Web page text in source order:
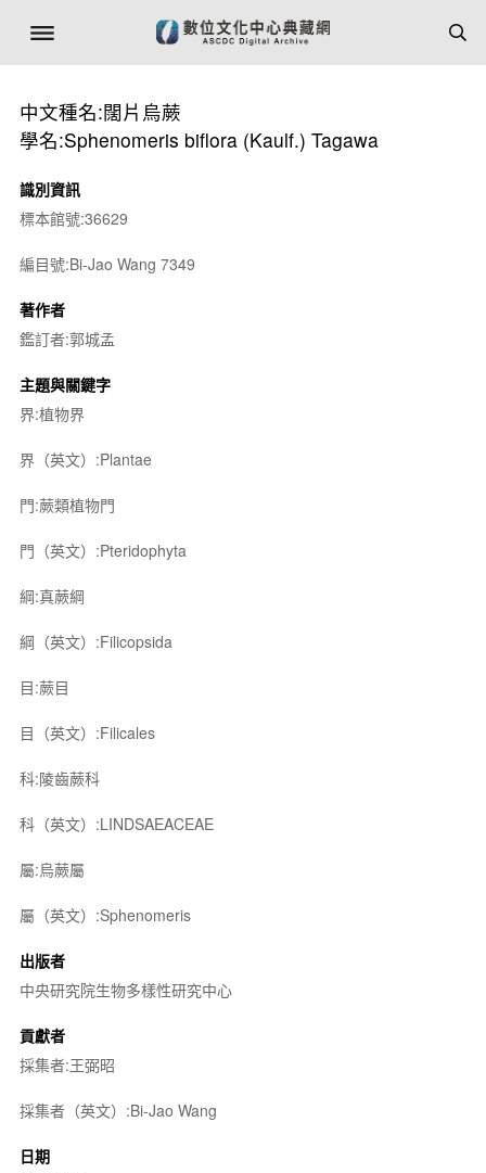
中文種名:闊片烏蕨
學名:Sphenomeris biflora (Kaulf.) Tagawa
識別資訊
標本館號:36629
編目號:Bi-Jao Wang 7349
著作者
鑑訂者:郭城孟
主題與關鍵字
界:植物界
界（英文）:Plantae
門:蕨類植物門
門（英文）:Pteridophyta
綱:真蕨綱
綱（英文）:Filicopsida
目:蕨目
目（英文）:Filicales
科:陵齒蕨科
科（英文）:LINDSAEACEAE
屬:烏蕨屬
屬（英文）:Sphenomeris
出版者
中央研究院生物多樣性研究中心
貢獻者
採集者:王弼昭
採集者（英文）:Bi-Jao Wang
日期